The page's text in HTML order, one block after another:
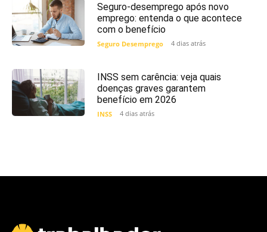
Seguro-desemprego após novo
emprego: entenda o que acontece
com o benefício
Seguro Desemprego 4 dias atrás
INSS sem carência: veja quais
doenças graves garantem
benefício em 2026
INSS 4 dias atrás